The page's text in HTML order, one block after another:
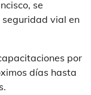
se
vial en
por
días hasta